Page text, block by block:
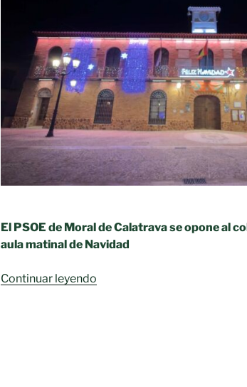
El PSOE de Moral de Calatrava se opone al
aula matinal de Navidad
Continuar leyendo